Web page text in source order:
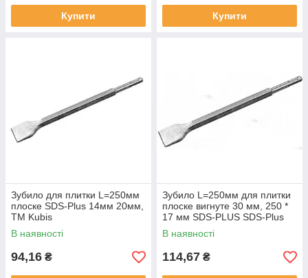
Купити Купити
Зубило для плитки L=250мм
плоске SDS-Plus 14мм 20мм,
ТМ Kubis
В наявності
94,16 ₴
Зубило L=250мм для плитки
плоске вигнуте 30 мм, 250 *
17 мм SDS-PLUS SDS-Plus
ТМ Kubis
В наявності
114,67 ₴